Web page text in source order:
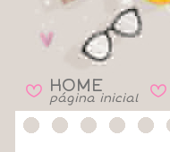
B HOME
página inicial B